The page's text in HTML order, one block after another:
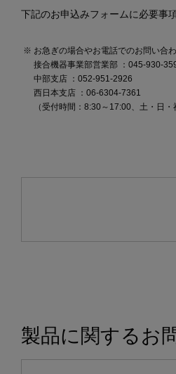
下記のお申込みフォームに必要事
お急ぎの場合やお電話でのお問い合
接合機器事業部営業部 ：045-930-
中部支店 ：052-951-2926
西日本支店 ：06-6304-7361
（受付時間：8:30～17:00、土・日・
製品に関するお